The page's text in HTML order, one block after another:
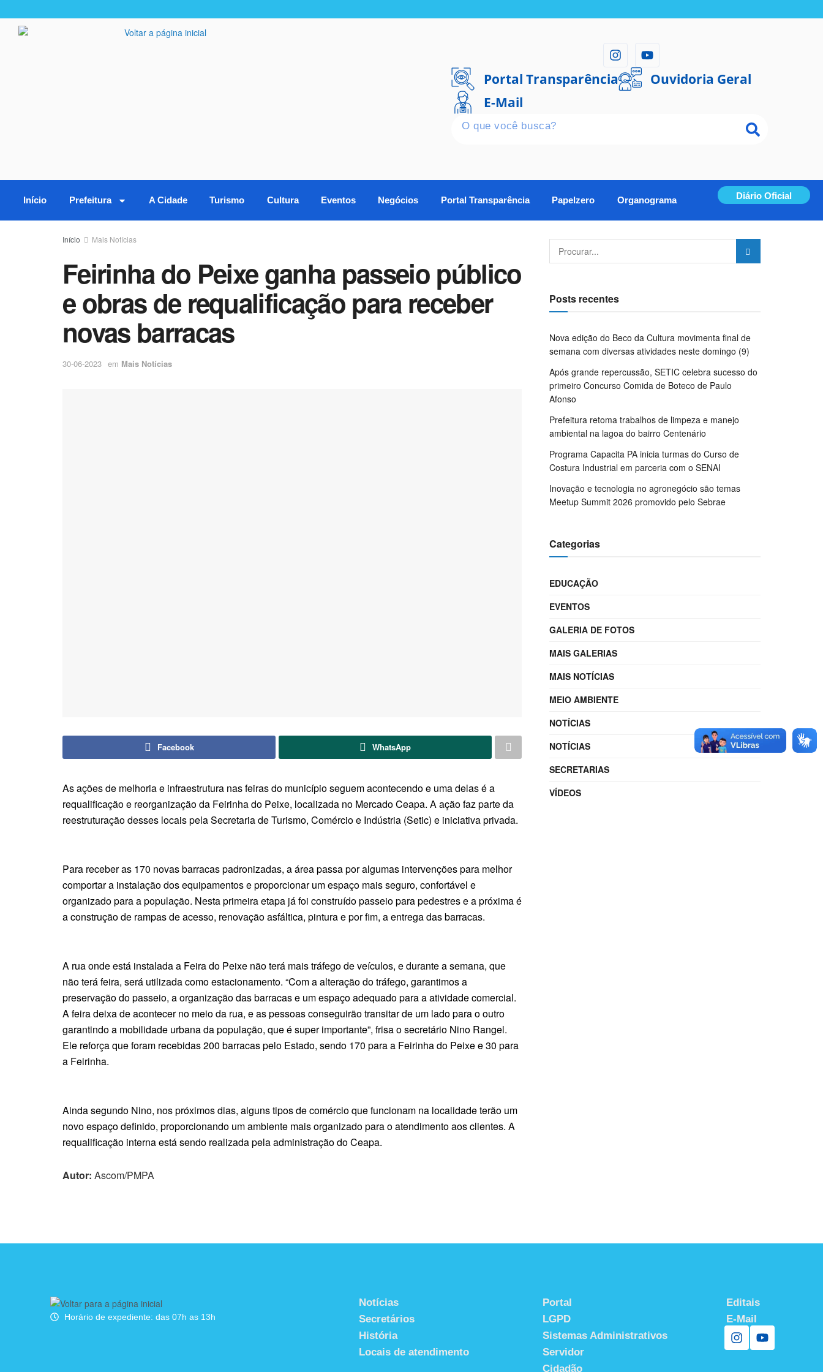
Portal Transparência
Ouvidoria Geral
E-Mail
Início Prefeitura A Cidade Turismo Cultura Eventos Negócios Portal Transparência Papelzero Organograma Diário Oficial
Início Mais Notícias
Feirinha do Peixe ganha passeio público
e obras de requalificação para receber
novas barracas
30-06-2023 em Mais Notícias
Facebook WhatsApp
As ações de melhoria e infraestrutura nas feiras do município seguem acontecendo e uma delas é a
requalificação e reorganização da Feirinha do Peixe, localizada no Mercado Ceapa. A ação faz parte da
reestruturação desses locais pela Secretaria de Turismo, Comércio e Indústria (Setic) e iniciativa privada.
Para receber as 170 novas barracas padronizadas, a área passa por algumas intervenções para melhor
comportar a instalação dos equipamentos e proporcionar um espaço mais seguro, confortável e
organizado para a população. Nesta primeira etapa já foi construído passeio para pedestres e a próxima é
a construção de rampas de acesso, renovação asfáltica, pintura e por fim, a entrega das barracas.
A rua onde está instalada a Feira do Peixe não terá mais tráfego de veículos, e durante a semana, que
não terá feira, será utilizada como estacionamento. “Com a alteração do tráfego, garantimos a
preservação do passeio, a organização das barracas e um espaço adequado para a atividade comercial.
A feira deixa de acontecer no meio da rua, e as pessoas conseguirão transitar de um lado para o outro
garantindo a mobilidade urbana da população, que é super importante”, frisa o secretário Nino Rangel.
Ele reforça que foram recebidas 200 barracas pelo Estado, sendo 170 para a Feirinha do Peixe e 30 para
a Feirinha.
Ainda segundo Nino, nos próximos dias, alguns tipos de comércio que funcionam na localidade terão um
novo espaço definido, proporcionando um ambiente mais organizado para o atendimento aos clientes. A
requalificação interna está sendo realizada pela administração do Ceapa.
Autor: Ascom/PMPA
Posts recentes
Nova edição do Beco da Cultura movimenta final de
semana com diversas atividades neste domingo (9)
Após grande repercussão, SETIC celebra sucesso do
primeiro Concurso Comida de Boteco de Paulo
Afonso
Prefeitura retoma trabalhos de limpeza e manejo
ambiental na lagoa do bairro Centenário
Programa Capacita PA inicia turmas do Curso de
Costura Industrial em parceria com o SENAI
Inovação e tecnologia no agronegócio são temas
Meetup Summit 2026 promovido pelo Sebrae
Categorias
EDUCAÇÃO
EVENTOS
GALERIA DE FOTOS
MAIS GALERIAS
MAIS NOTÍCIAS
MEIO AMBIENTE
NOTÍCIAS
NOTÍCIAS
SECRETARIAS
VÍDEOS
Horário de expediente: das 07h as 13h
Notícias
Secretários
História
Locais de atendimento
Portal
LGPD
Sistemas Administrativos
Servidor
Cidadão
Editais
E-Mail